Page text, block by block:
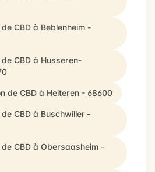
CBD à Beblenheim -
CBD à Husseren-
de CBD à Heiteren - 68600
CBD à Buschwiller -
CBD à Obersaasheim -